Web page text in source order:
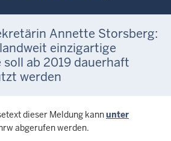
Annette Storsberg:
einzigartige
ab 2019 dauerhaft
werden
dieser Meldung kannunter
abgerufen werden.